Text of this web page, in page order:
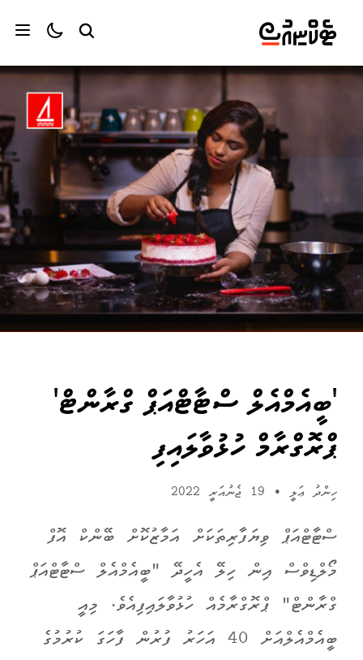
'ބީއެމްއެލް ސްޓާޓްއަޕް ގްރާންޓް'
ޕްރޮގްރާމް ހުޅުވާލައިފި
ހިންދު ޢަލީ •
ސްޓާޓްއަޕް ވިޔަފާރިތަކަށް އަމާޒުކޮށް ބޭންކް އޮފް
މޯލްޑިވްސް އިން ހިލޭ އެހީދޭ "ބީއެމްއެލް ސްޓާޓްއަޕް
ގްރާންޓް" ޕްރޮގްރާމެއް ހުޅުވާލައިފިއެވެ. މިއީ
ބީއެމްއެލްއަށް 40 އަހަރު ފުރުން ފާހަގަ ކުރުމުގެ